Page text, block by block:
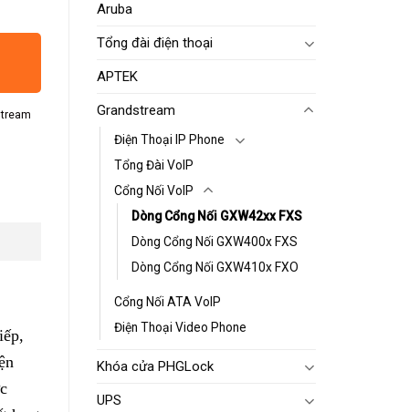
Aruba
Tổng đài điện thoại
APTEK
Grandstream
Điện Thoại IP Phone
Tổng Đài VoIP
Cổng Nối VoIP
Dòng Cổng Nối GXW42xx FXS
Dòng Cổng Nối GXW400x FXS
Dòng Cổng Nối GXW410x FXO
Cổng Nối ATA VoIP
Điện Thoại Video Phone
Khóa cửa PHGLock
UPS